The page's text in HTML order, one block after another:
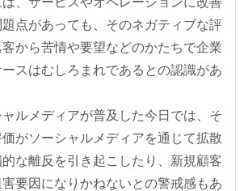
点があっても、そのネガティブな評
から苦情や要望などのかたちで企業
スはむしろまれであるとの認識があ
ルメディアが普及した今日では、そ
がソーシャルメディアを通じて拡散
な離反を引き起こしたり、新規顧客
要因になりかねないとの警戒感もあ